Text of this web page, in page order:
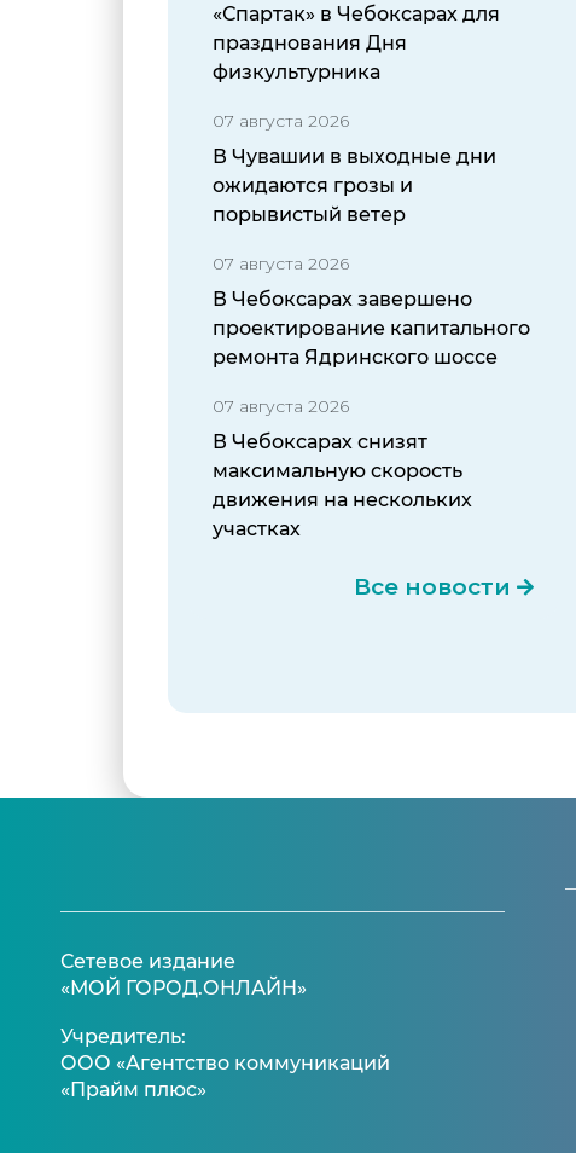
«Спартак» в Чебоксарах для
празднования Дня
физкультурника
07 августа 2026
В Чувашии в выходные дни
ожидаются грозы и
порывистый ветер
07 августа 2026
В Чебоксарах завершено
проектирование капитального
ремонта Ядринского шоссе
07 августа 2026
В Чебоксарах снизят
максимальную скорость
движения на нескольких
участках
Все новости
Сетевое издание
«МОЙ ГОРОД.ОНЛАЙН»
Учредитель:
ООО «Агентство коммуникаций
«Прайм плюс»